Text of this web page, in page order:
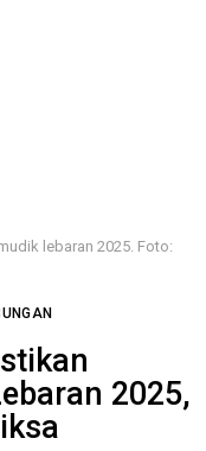
lebaran 2025. Foto:
2025,